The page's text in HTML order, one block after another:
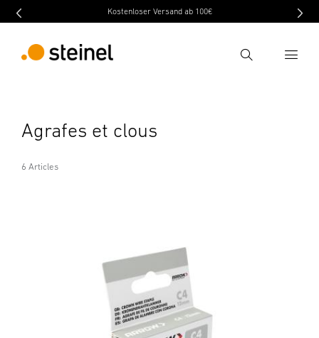
Kostenloser Versand ab 100€
Recherche
Recherche
Agrafes et clous
6 Articles